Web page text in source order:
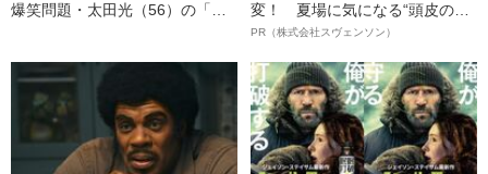
爆笑問題・太田光（56）の「噛
変！ 夏場に気になる“頭皮のニ
オイ”や“ベタつき”を解消す
ト”が生み出した徹底ケアとは
PR（株式会社スヴェンソン）